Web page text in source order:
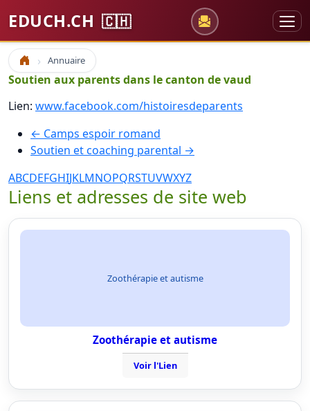
EDUCH.CH 🇨🇭
Accueil Annuaire
Soutien aux parents dans le canton de vaud
Lien: www.facebook.com/histoiresdeparents
← Camps espoir romand
Soutien et coaching parental →
ABCDEFGHIJKLMNOPQRSTUVWXYZ
Liens et adresses de site web
Zoothérapie et autisme
Zoothérapie et autisme
Voir l'Lien